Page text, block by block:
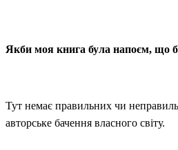
Якби моя книга була напоєм, що б
Тут немає правильних чи
авторське бачення власного світу.